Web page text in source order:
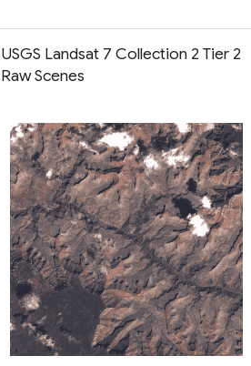
USGS Landsat 7 Collection 2 Tier 2
Raw Scenes